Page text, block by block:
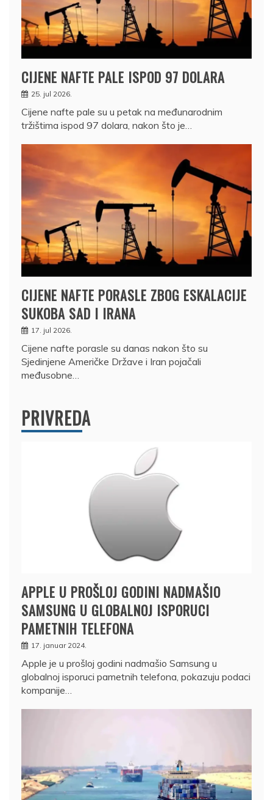
CIJENE NAFTE PALE ISPOD 97 DOLARA
25. jul 2026.
Cijene nafte pale su u petak na međunarodnim
tržištima ispod 97 dolara, nakon što je…
CIJENE NAFTE PORASLE ZBOG ESKALACIJE
SUKOBA SAD I IRANA
17. jul 2026.
Cijene nafte porasle su danas nakon što su
Sjedinjene Američke Države i Iran pojačali
međusobne…
PRIVREDA
APPLE U PROŠLOJ GODINI NADMAŠIO
SAMSUNG U GLOBALNOJ ISPORUCI
PAMETNIH TELEFONA
17. januar 2024.
Apple je u prošloj godini nadmašio Samsung u
globalnoj isporuci pametnih telefona, pokazuju podaci
kompanije…